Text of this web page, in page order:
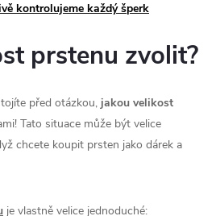
kontrolujeme každý šperk
prstenu zvolit?
před otázkou, jakou velikost
Tato situace může být velice
chcete koupit prsten jako dárek a
je vlastně velice jednoduché: